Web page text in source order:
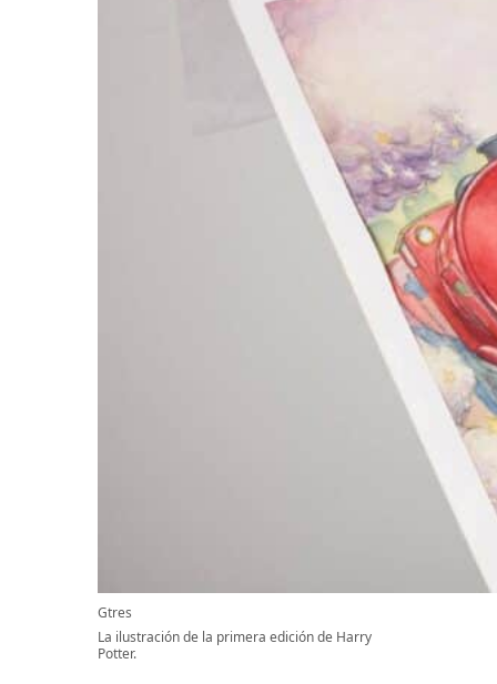
Gtres
La ilustración de la primera edición de Harry
Potter.